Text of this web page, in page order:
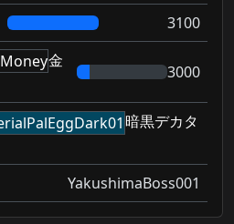
3100
金
3000
暗黒デカタ
YakushimaBoss001